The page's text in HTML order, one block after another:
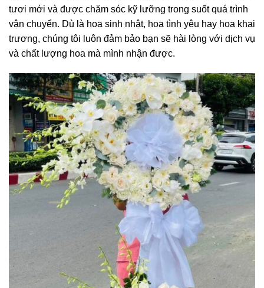
tươi mới và được chăm sóc kỹ lưỡng trong suốt quá trình
vận chuyển. Dù là hoa sinh nhật, hoa tình yêu hay hoa khai
trương, chúng tôi luôn đảm bảo bạn sẽ hài lòng với dịch vụ
và chất lượng hoa mà mình nhận được.